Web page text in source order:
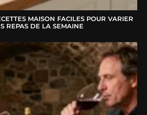
MAISON FACILES POUR VARIER
REPAS DE LA SEMAINE